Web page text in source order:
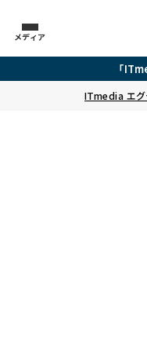
メディア
「
ITmedia エグ